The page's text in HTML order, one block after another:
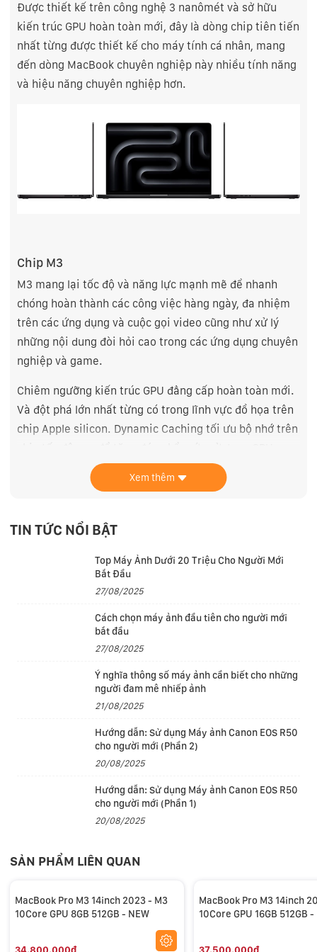
Được thiết kế trên công nghệ 3 nanômét và sở hữu
kiến trúc GPU hoàn toàn mới, đây là dòng chip tiên tiến
nhất từng được thiết kế cho máy tính cá nhân, mang
đến dòng MacBook chuyên nghiệp này nhiều tính năng
và hiệu năng chuyên nghiệp hơn.
Chip M3
M3 mang lại tốc độ và năng lực mạnh mẽ để nhanh
chóng hoàn thành các công việc hàng ngày, đa nhiệm
trên các ứng dụng và cuộc gọi video cũng như xử lý
những nội dung đòi hỏi cao trong các ứng dụng chuyên
nghiệp và game.
Chiêm ngưỡng kiến trúc GPU đẳng cấp hoàn toàn mới.
Và đột phá lớn nhất từng có trong lĩnh vực đồ họa trên
chip Apple silicon. Dynamic Caching tối ưu bộ nhớ trên
chip tốc độ cao để tăng đáng kể mức sử dụng GPU
trung bình, qua đó tăng mạnh hiệu năng để đáp ứng
các game và ứng dụng chuyên nghiệp phức tạp nhất.
Công nghệ dò tia tốc độ cao bằng phần cứng
Lần đầu tiên, MacBook Pro trang bị công nghệ dò tia
tốc độ cao bằng phần cứng. Kết hợp với kiến trúc đồ
họa mới, máy hỗ trợ các ứng dụng chuyên nghiệp
mang đến hiệu năng kết xuất nhanh hơn đến 2,5 lần và
giúp các trò chơi hiển thị vùng tối và phản chiếu chân
Xem thêm
TIN TỨC NỔI BẬT
Top Máy Ảnh Dưới 20 Triệu Cho Người Mới
Bắt Đầu
27/08/2025
Cách chọn máy ảnh đầu tiên cho người mới
bắt đầu
27/08/2025
Ý nghĩa thông số máy ảnh cần biết cho những
người đam mê nhiếp ảnh
21/08/2025
Hướng dẫn: Sử dụng Máy ảnh Canon EOS R50
cho người mới (Phần 2)
20/08/2025
Hướng dẫn: Sử dụng Máy ảnh Canon EOS R50
cho người mới (Phần 1)
20/08/2025
SẢN PHẨM LIÊN QUAN
MacBook Pro M3 14inch 2023 - M3
10Core GPU 8GB 512GB - NEW
MacBook Pro M3 14inch
10Core GPU 16GB 512GB -